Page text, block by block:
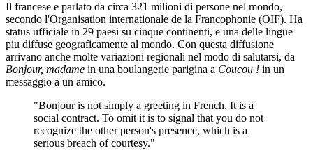
Il francese e parlato da circa 321 milioni di persone nel mondo,
secondo l'Organisation internationale de la Francophonie (OIF). Ha
status ufficiale in 29 paesi su cinque continenti, e una delle lingue
piu diffuse geograficamente al mondo. Con questa diffusione
arrivano anche molte variazioni regionali nel modo di salutarsi, da
Bonjour, madame in una boulangerie parigina a Coucou ! in un
messaggio a un amico.
"Bonjour is not simply a greeting in French. It is a
social contract. To omit it is to signal that you do not
recognize the other person's presence, which is a
serious breach of courtesy."